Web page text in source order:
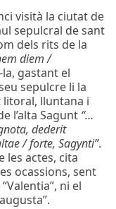
visità la ciutat de
sepulcral de sant
dels rits de la
diem /
gastant el
sepulcre li la
litoral, lluntana i
l’alta Sagunt “…
dederit
/ forte, Sagynti”.
les actes, cita
ocassions, sent
ni el